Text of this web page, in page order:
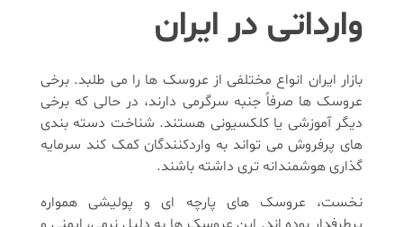
وارداتی در ایران
بازار ایران انواع مختلفی از عروسک ها را می طلبد. برخی
عروسک ها صرفاً جنبه سرگرمی دارند، در حالی که برخی
دیگر آموزشی یا کلکسیونی هستند. شناخت دسته بندی
های پرفروش می تواند به واردکنندگان کمک کند سرمایه
گذاری هوشمندانه تری داشته باشند.
نخست، عروسک های پارچه ای و پولیشی همواره